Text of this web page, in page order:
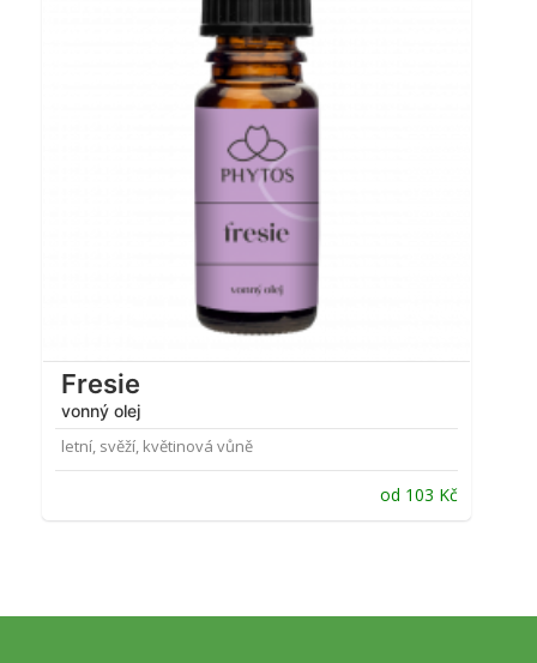
Fresie
vonný olej
letní, svěží, květinová vůně
od 103 Kč